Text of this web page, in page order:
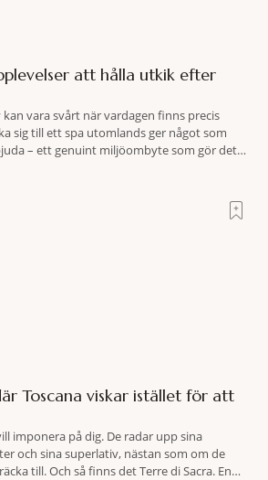
att hålla utkik efter
vara svårt när vardagen finns precis
sig till ett spa utomlands ger något som
– ett genuint miljöombyte som gör det
Toscana viskar istället för att
imponera på dig. De radar upp sina
och sina superlativ, nästan som om de
till. Och så finns det Terre di Sacra. En